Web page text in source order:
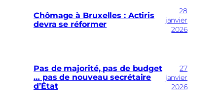
Chômage à Bruxelles : Actiris
devra se réformer
28
janvier
2026
Pas de majorité, pas de budget
… pas de nouveau secrétaire
d’État
27
janvier
2026